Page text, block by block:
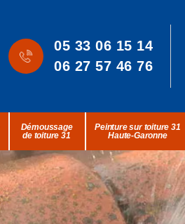
05 33 06 15 14
06 27 57 46 76
Démoussage
de toiture 31
Peinture sur toiture 31
Haute-Garonne